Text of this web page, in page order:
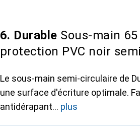
6. Durable Sous-main
protection PVC noir
Le sous-main semi-circulaire de
une surface d'écriture optimale.
antidérapant
plus